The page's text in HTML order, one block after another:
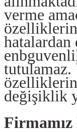
verme
hatalardan
değişiklik